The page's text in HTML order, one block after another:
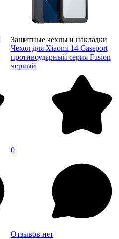
Защитные чехлы и накладки
Чехол для Xiaomi 14 Caseport
противоударный серия Fusion
черный
0
Отзывов нет